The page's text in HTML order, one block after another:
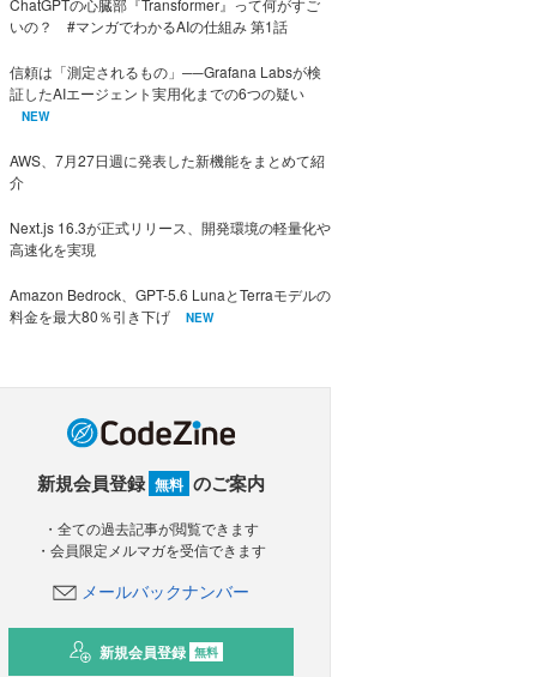
ChatGPTの心臓部『Transformer』って何がすご
いの？ #マンガでわかるAIの仕組み 第1話
信頼は「測定されるもの」──Grafana Labsが検
証したAIエージェント実用化までの6つの疑い
NEW
AWS、7月27日週に発表した新機能をまとめて紹
介
Next.js 16.3が正式リリース、開発環境の軽量化や
高速化を実現
Amazon Bedrock、GPT-5.6 LunaとTerraモデルの
料金を最大80％引き下げ
NEW
新規会員登録 無料 のご案内
・全ての過去記事が閲覧できます
・会員限定メルマガを受信できます
メールバックナンバー
新規会員登録 無料